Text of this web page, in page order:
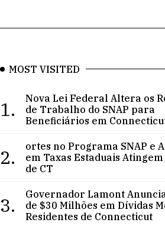
MOST VISITED
1.
Nova Lei Federal Altera os
de Trabalho do SNAP para
Beneficiários em
2.
ortes no Programa SNAP e
em Taxas Estaduais
de CT
3.
Governador Lamont
de $30 Milhões em Dívidas
Residentes de Connecticut